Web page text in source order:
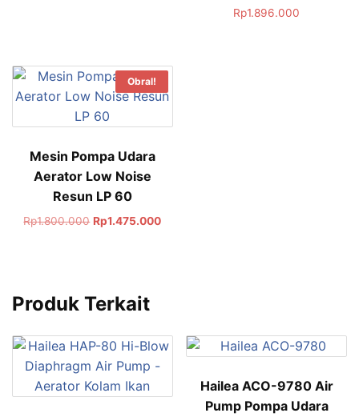
Rp1.896.000
Obral!
Mesin Pompa Udara
Aerator Low Noise
Resun LP 60
Rp1.800.000 Rp1.475.000
Produk Terkait
Hailea ACO-9780 Air
Pump Pompa Udara